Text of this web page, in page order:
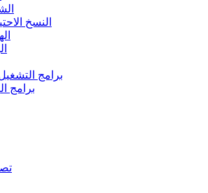
النسخ
برامج التشغيل
برامج